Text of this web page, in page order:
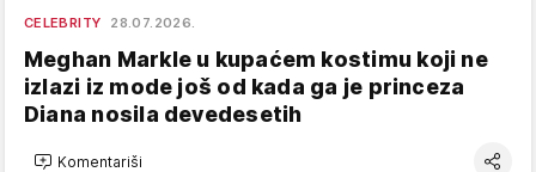
CELEBRITY 28.07.2026.
Meghan Markle u kupaćem kostimu koji ne
izlazi iz mode još od kada ga je princeza
Diana nosila devedesetih
Komentariši